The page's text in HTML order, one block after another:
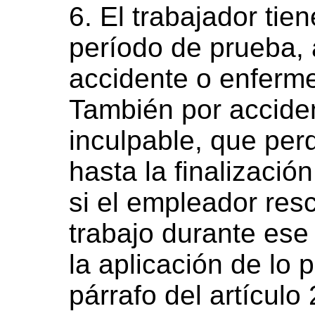
6. El trabajador
período de
accidente o
También por
inculpable, que
hasta la
si el empleador
trabajo durante
la aplicación de lo
párrafo del artículo